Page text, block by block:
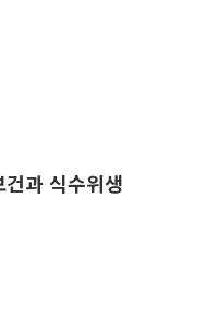
과 식수위생